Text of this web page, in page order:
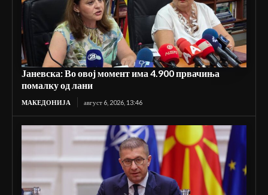
Јаневска: Во овој момент има 4.900 првачиња
помалку од лани
МАКЕДОНИЈА август 6, 2026, 13:46